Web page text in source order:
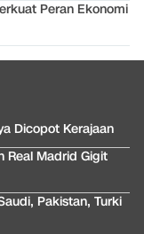
Peran Ekonomi
Dicopot Kerajaan
Real Madrid Gigit
Pakistan, Turki